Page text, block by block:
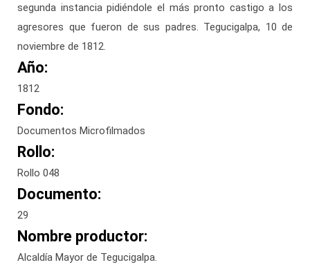
segunda instancia pidiéndole el más pronto castigo a los
agresores que fueron de sus padres. Tegucigalpa, 10 de
noviembre de 1812.
Año:
1812
Fondo:
Documentos Microfilmados
Rollo:
Rollo 048
Documento:
29
Nombre productor:
Alcaldía Mayor de Tegucigalpa.